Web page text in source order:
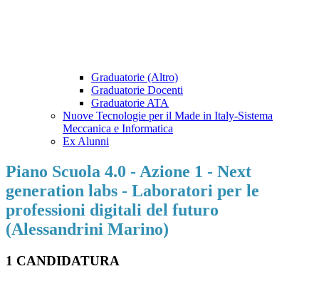
Graduatorie (Altro)
Graduatorie Docenti
Graduatorie ATA
Nuove Tecnologie per il Made in Italy-Sistema
Meccanica e Informatica
Ex Alunni
Piano Scuola 4.0 - Azione 1 - Next
generation labs - Laboratori per le
professioni digitali del futuro
(Alessandrini Marino)
1 CANDIDATURA